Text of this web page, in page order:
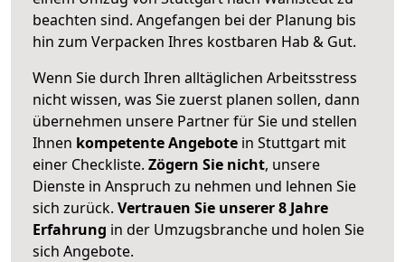
beachten sind. Angefangen bei der Planung bis
hin zum Verpacken Ihres kostbaren Hab & Gut.
Wenn Sie durch Ihren alltäglichen Arbeitsstress
nicht wissen, was Sie zuerst planen sollen, dann
übernehmen unsere Partner für Sie und stellen
Ihnen kompetente Angebote in Stuttgart mit
einer Checkliste. Zögern Sie nicht, unsere
Dienste in Anspruch zu nehmen und lehnen Sie
sich zurück. Vertrauen Sie unserer 8 Jahre
Erfahrung in der Umzugsbranche und holen Sie
sich Angebote.